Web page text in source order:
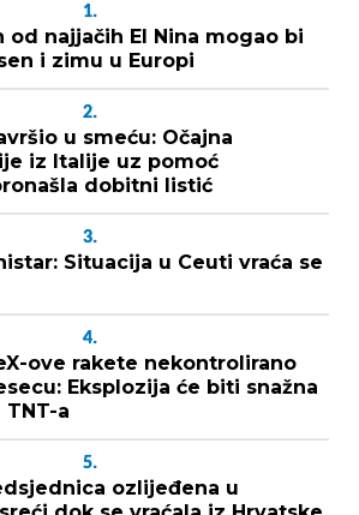
1.
od najjačih El Nina mogao bi
i zimu u Europi
2.
u smeću: Očajna
iz Italije uz pomoć
dobitni listić
3.
Situacija u Ceuti vraća se
4.
ove rakete nekontrolirano
Eksplozija će biti snažna
a
5.
ozlijeđena u